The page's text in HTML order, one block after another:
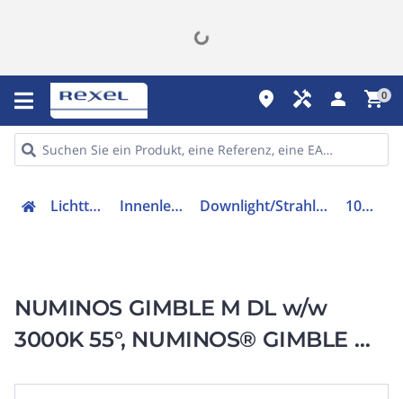
place handyman person shopping_cart0
Lichttechnik Innenleuchten Downlight/Strahler/Flutlicht 1005955
NUMINOS GIMBLE M DL w/w
3000K 55°, NUMINOS® GIMBLE M,